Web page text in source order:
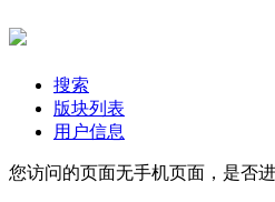
搜索
版块列表
用户信息
您访问的页面无手机页面，是否